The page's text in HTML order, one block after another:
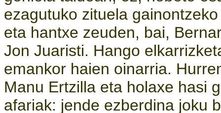
ezagutuko zituela
eta hantxe zeuden, bai,
Jon Juaristi. Hango
emankor haien oinarria.
Manu Ertzilla eta holaxe hasi
afariak: jende ezberdina joku